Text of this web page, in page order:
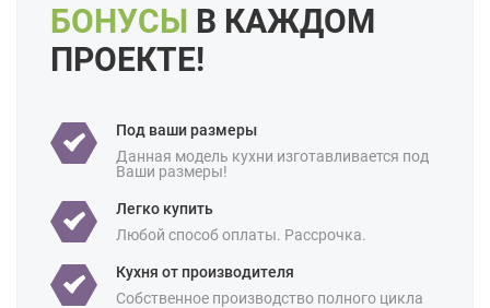
Длина: 4 метра Большие Свои размеры
Отделка: Под дерево
Интегрированные ручки
С встроенной техникой
Производство:
Ценовая
Бюджетные Премиум-класс
Назначение: В частный дом Для студии
БОНУСЫ В КАЖДОМ
ПРОЕКТЕ!
Под ваши размеры
Данная модель кухни изготавливается под
Ваши размеры!
Легко купить
Любой способ оплаты. Рассрочка.
Кухня от производителя
Собственное производство полного цикла